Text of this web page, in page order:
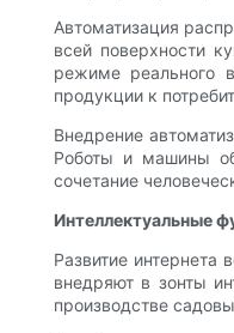
Автоматизация
всей поверхности
режиме реального
продукции к
Внедрение
Роботы и машины
сочетание
Интеллектуальные
Развитие
внедряют в зонты
производстве